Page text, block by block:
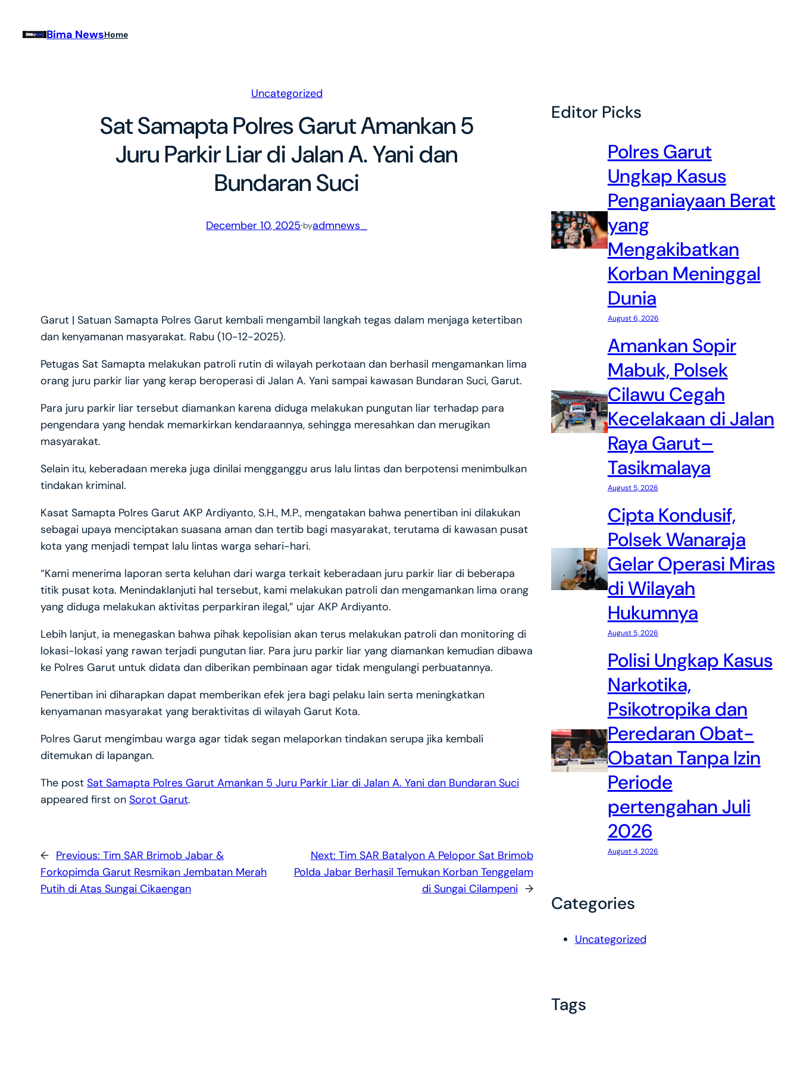
Bima NewsHome
Uncategorized
Sat Samapta Polres Garut Amankan 5
Juru Parkir Liar di Jalan A. Yani dan
Bundaran Suci
December 10, 2025·byadmnews_
Garut | Satuan Samapta Polres Garut kembali mengambil langkah tegas dalam menjaga ketertiban
dan kenyamanan masyarakat. Rabu (10-12-2025).
Petugas Sat Samapta melakukan patroli rutin di wilayah perkotaan dan berhasil mengamankan lima
orang juru parkir liar yang kerap beroperasi di Jalan A. Yani sampai kawasan Bundaran Suci, Garut.
Para juru parkir liar tersebut diamankan karena diduga melakukan pungutan liar terhadap para
pengendara yang hendak memarkirkan kendaraannya, sehingga meresahkan dan merugikan
masyarakat.
Selain itu, keberadaan mereka juga dinilai mengganggu arus lalu lintas dan berpotensi menimbulkan
tindakan kriminal.
Kasat Samapta Polres Garut AKP Ardiyanto, S.H., M.P., mengatakan bahwa penertiban ini dilakukan
sebagai upaya menciptakan suasana aman dan tertib bagi masyarakat, terutama di kawasan pusat
kota yang menjadi tempat lalu lintas warga sehari-hari.
“Kami menerima laporan serta keluhan dari warga terkait keberadaan juru parkir liar di beberapa
titik pusat kota. Menindaklanjuti hal tersebut, kami melakukan patroli dan mengamankan lima orang
yang diduga melakukan aktivitas perparkiran ilegal,” ujar AKP Ardiyanto.
Lebih lanjut, ia menegaskan bahwa pihak kepolisian akan terus melakukan patroli dan monitoring di
lokasi-lokasi yang rawan terjadi pungutan liar. Para juru parkir liar yang diamankan kemudian dibawa
ke Polres Garut untuk didata dan diberikan pembinaan agar tidak mengulangi perbuatannya.
Penertiban ini diharapkan dapat memberikan efek jera bagi pelaku lain serta meningkatkan
kenyamanan masyarakat yang beraktivitas di wilayah Garut Kota.
Polres Garut mengimbau warga agar tidak segan melaporkan tindakan serupa jika kembali
ditemukan di lapangan.
The post Sat Samapta Polres Garut Amankan 5 Juru Parkir Liar di Jalan A. Yani dan Bundaran Suci
appeared first on Sorot Garut.
← Previous: Tim SAR Brimob Jabar &
Forkopimda Garut Resmikan Jembatan Merah
Putih di Atas Sungai Cikaengan
Next: Tim SAR Batalyon A Pelopor Sat Brimob
Polda Jabar Berhasil Temukan Korban Tenggelam
di Sungai Cilampeni →
Editor Picks
Polres Garut
Ungkap Kasus
Penganiayaan Berat
yang
Mengakibatkan
Korban Meninggal
Dunia
August 6, 2026
Amankan Sopir
Mabuk, Polsek
Cilawu Cegah
Kecelakaan di Jalan
Raya Garut–
Tasikmalaya
August 5, 2026
Cipta Kondusif,
Polsek Wanaraja
Gelar Operasi Miras
di Wilayah
Hukumnya
August 5, 2026
Polisi Ungkap Kasus
Narkotika,
Psikotropika dan
Peredaran Obat-
Obatan Tanpa Izin
Periode
pertengahan Juli
2026
August 4, 2026
Categories
Uncategorized
Tags